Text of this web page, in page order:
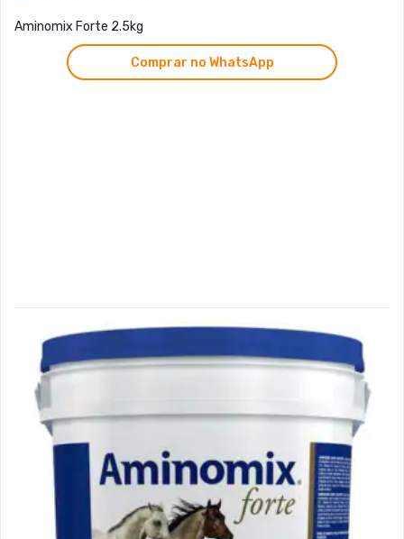
Aminomix Forte 2.5kg
Comprar no WhatsApp